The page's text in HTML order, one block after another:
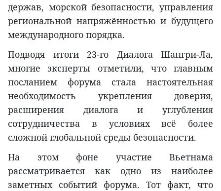
держав, морской безопасности, управления
региональной напряжённостью и будущего
международного порядка.
Подводя итоги 23-го Диалога Шангри-Ла,
многие эксперты отметили, что главным
посланием форума стала настоятельная
необходимость укрепления доверия,
расширения диалога и углубления
сотрудничества в условиях всё более
сложной глобальной среды безопасности.
На этом фоне участие Вьетнама
рассматривается как одно из наиболее
заметных событий форума. Тот факт, что